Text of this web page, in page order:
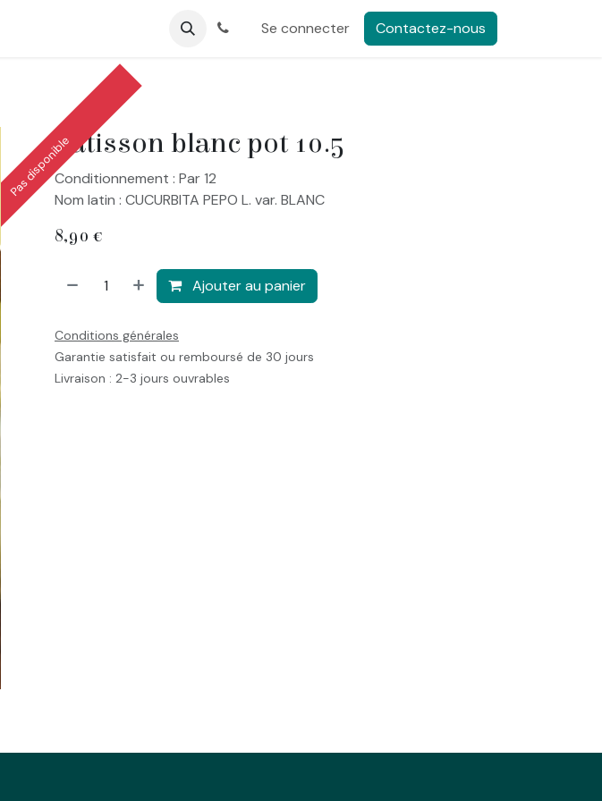
Se connecter Contactez-nous
Patisson blanc pot 10.5
Pas disponibleConditionnement : Par 12
Nom latin : CUCURBITA PEPO L. var. BLANC
8,90 €
Ajouter au panier
Conditions générales
Garantie satisfait ou remboursé de 30 jours
Livraison : 2-3 jours ouvrables